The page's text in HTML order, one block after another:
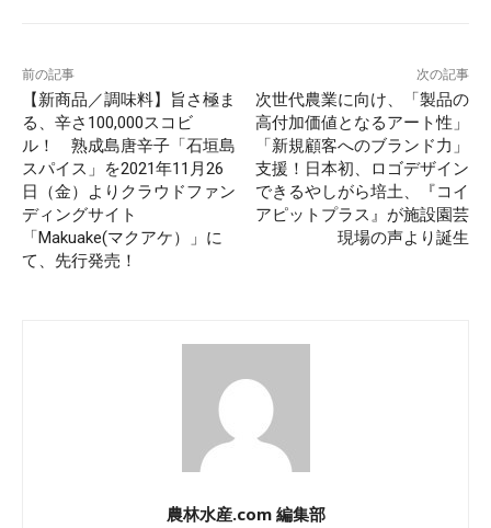
前の記事
【新商品／調味料】旨さ極ま
る、辛さ100,000スコビ
ル！ 熟成島唐辛子「石垣島
スパイス」を2021年11月26
日（金）よりクラウドファン
ディングサイト
「Makuake(マクアケ）」に
て、先行発売！
次の記事
次世代農業に向け、「製品の
高付加価値となるアート性」
「新規顧客へのブランド力」
支援！日本初、ロゴデザイン
できるやしがら培土、『コイ
アピットプラス』が施設園芸
現場の声より誕生
農林水産.com 編集部